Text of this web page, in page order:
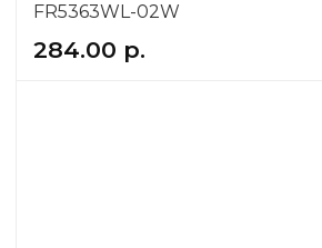
FR5363WL-02W
284.00 р.